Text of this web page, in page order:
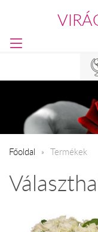
Főoldal Termékek